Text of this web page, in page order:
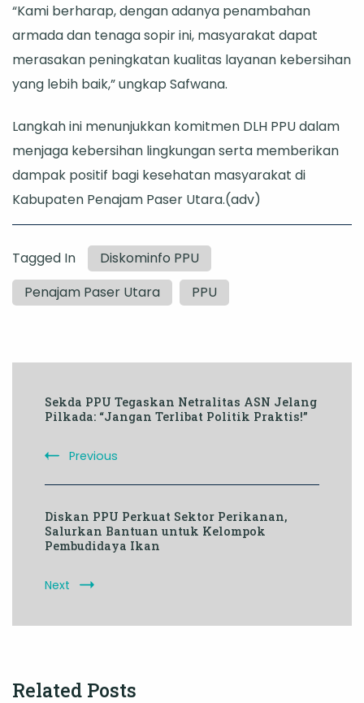
“Kami berharap, dengan adanya penambahan
armada dan tenaga sopir ini, masyarakat dapat
merasakan peningkatan kualitas layanan kebersihan
yang lebih baik,” ungkap Safwana.
Langkah ini menunjukkan komitmen DLH PPU dalam
menjaga kebersihan lingkungan serta memberikan
dampak positif bagi kesehatan masyarakat di
Kabupaten Penajam Paser Utara.(adv)
Tagged In
Diskominfo PPU
Penajam Paser Utara
PPU
Navigation
Sekda PPU Tegaskan Netralitas ASN Jelang
Pilkada: “Jangan Terlibat Politik Praktis!”
Previous
Diskan PPU Perkuat Sektor Perikanan,
Salurkan Bantuan untuk Kelompok
Pembudidaya Ikan
Next
Related Posts